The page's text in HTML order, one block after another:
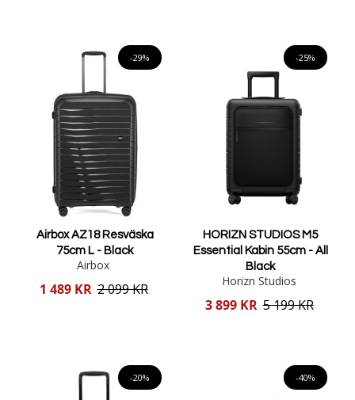
-29%
Airbox AZ18 Resväska
75cm L - Black
Airbox
Reducerat
1 489 KR 2 099 KR
-25%
HORIZN STUDIOS M5
Essential Kabin 55cm - All
Black
Horizn Studios
Reducerat
3 899 KR 5 199 KR
-20% -40%